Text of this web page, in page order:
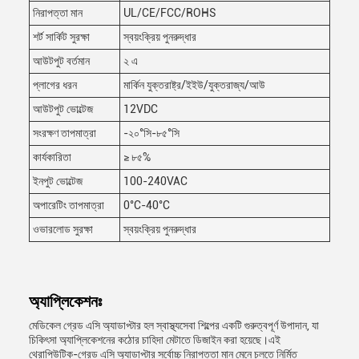
নিরাপত্তা মান
UL/CE/FCC/ROHS
শর্ট সার্কিট সুরক্ষা
স্বয়ংক্রিয় পুনরুদ্ধার
আউটপুট বর্তমান
২ এ
প্লাগের ধরন
মার্কিন যুক্তরাষ্ট্র/ইইউ/যুক্তরাজ্য/আউ
আউটপুট ভোল্টেজ
12VDC
সংরক্ষণ তাপমাত্রা
-২০°সি-৮৫°সি
কার্যকারিতা
≥ ৮৫%
ইনপুট ভোল্টেজ
100-240VAC
অপারেটিং তাপমাত্রা
0°C-40°C
ওভারলোড সুরক্ষা
স্বয়ংক্রিয় পুনরুদ্ধার
অ্যাপ্লিকেশনঃ
মেডিকেল গ্রেড এসি অ্যাডাপ্টার হল স্বাস্থ্যসেবা শিল্পের একটি গুরুত্বপূর্ণ উপাদান, যা
চিকিৎসা অ্যাপ্লিকেশনের কঠোর চাহিদা মেটাতে ডিজাইন করা হয়েছে।এই
থেরাপিউটিক-গ্রেড এসি অ্যাডাপ্টার সর্বোচ্চ নিরাপত্তা মান মেনে চলতে নির্মিত